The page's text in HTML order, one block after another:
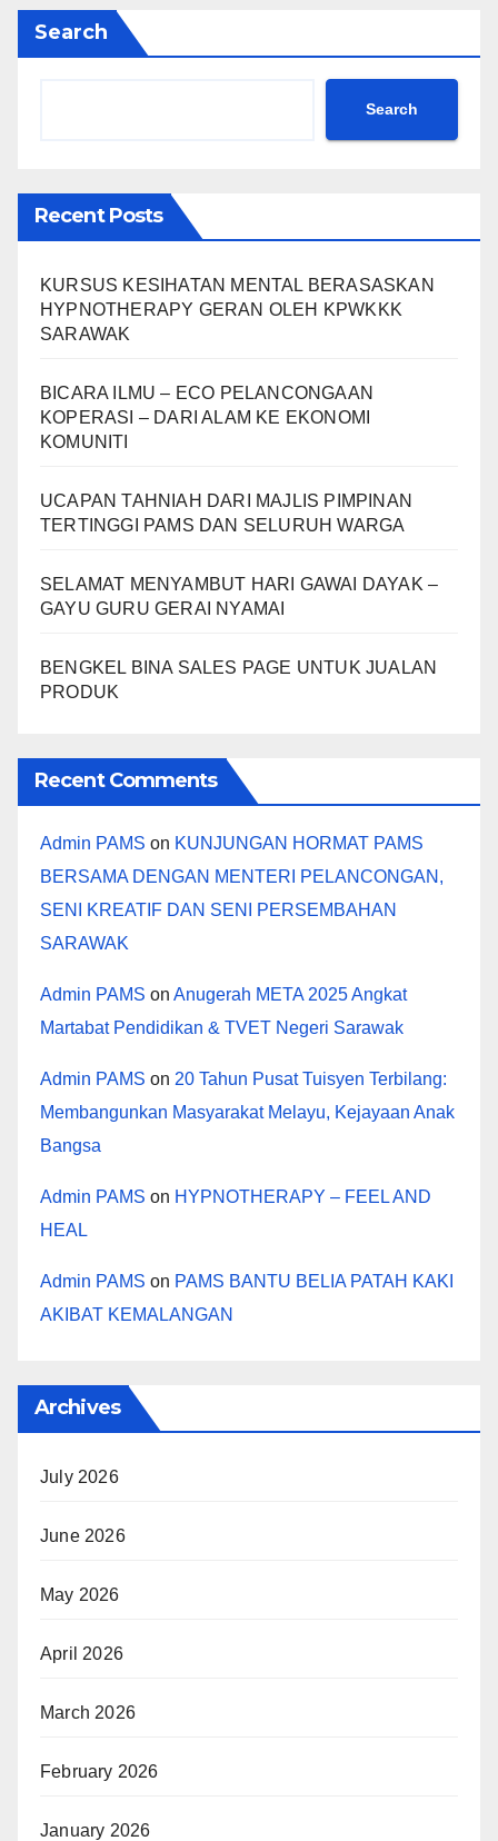
Search
Search
Recent Posts
KURSUS KESIHATAN MENTAL BERASASKAN
HYPNOTHERAPY GERAN OLEH KPWKKK
SARAWAK
BICARA ILMU – ECO PELANCONGAAN
KOPERASI – DARI ALAM KE EKONOMI
KOMUNITI
UCAPAN TAHNIAH DARI MAJLIS PIMPINAN
TERTINGGI PAMS DAN SELURUH WARGA
SELAMAT MENYAMBUT HARI GAWAI DAYAK –
GAYU GURU GERAI NYAMAI
BENGKEL BINA SALES PAGE UNTUK JUALAN
PRODUK
Recent Comments
Admin PAMS on KUNJUNGAN HORMAT PAMS
BERSAMA DENGAN MENTERI PELANCONGAN,
SENI KREATIF DAN SENI PERSEMBAHAN
SARAWAK
Admin PAMS on Anugerah META 2025 Angkat
Martabat Pendidikan & TVET Negeri Sarawak
Admin PAMS on 20 Tahun Pusat Tuisyen Terbilang:
Membangunkan Masyarakat Melayu, Kejayaan Anak
Bangsa
Admin PAMS on HYPNOTHERAPY – FEEL AND
HEAL
Admin PAMS on PAMS BANTU BELIA PATAH KAKI
AKIBAT KEMALANGAN
Archives
July 2026
June 2026
May 2026
April 2026
March 2026
February 2026
January 2026